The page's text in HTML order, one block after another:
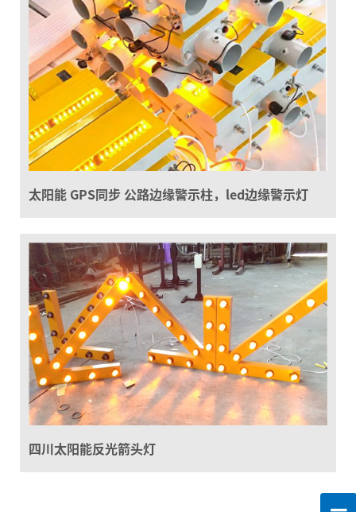
太阳能 GPS同步 公路边缘警示柱，led边缘警示灯
四川太阳能反光箭头灯